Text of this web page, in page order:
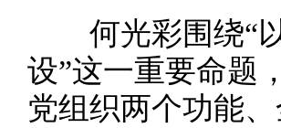
何光彩围绕“以
设”这一重要命题
党组织两个功能